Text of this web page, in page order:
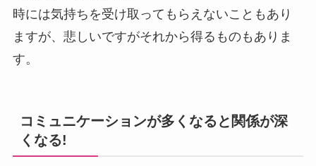
時には気持ちを受け取ってもらえないこともあり
ますが、悲しいですがそれから得るものもありま
す。
コミュニケーションが多くなると関係が深
くなる!